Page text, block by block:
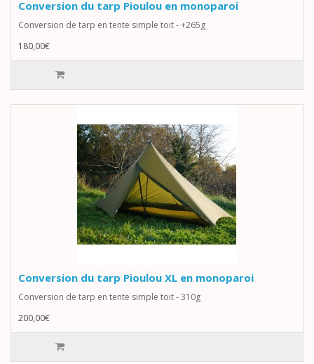
Conversion du tarp Pioulou en monoparoi
Conversion de tarp en tente simple toit - +265g
180,00€
Conversion du tarp Pioulou XL en monoparoi
Conversion de tarp en tente simple toit - 310g
200,00€